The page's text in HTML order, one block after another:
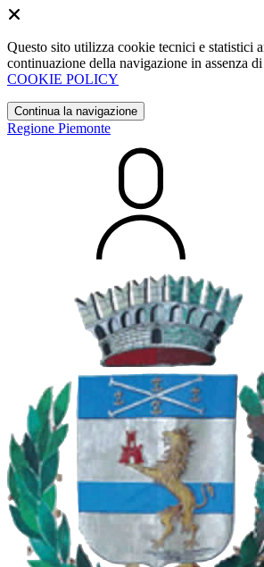
Questo sito utilizza cookie tecnici e statistici
continuazione della navigazione in assenza
COOKIE POLICY
Continua la navigazione
Regione Piemonte